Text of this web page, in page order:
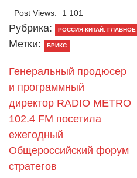
Post Views: 1 101
Рубрика: РОССИЯ-КИТАЙ: ГЛАВНОЕ
Метки: БРИКС
Генеральный продюсер
и программный
директор RADIO METRO
102.4 FM посетила
ежегодный
Общероссийский форум
стратегов